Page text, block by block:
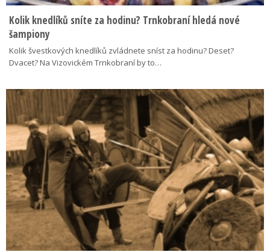
Kolik knedlíků sníte za hodinu? Trnkobraní hledá nové
šampiony
Kolik švestkových knedlíků zvládnete sníst za hodinu? Deset?
Dvacet? Na Vizovickém Trnkobraní by to…